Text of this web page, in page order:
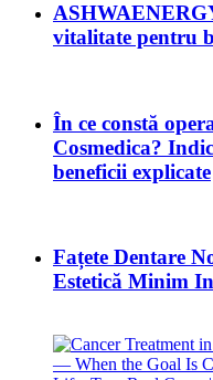
vitalitate pentru
În ce constă
Cosmedica?
beneficii explicate
Fațete Dentare
Estetică Minim